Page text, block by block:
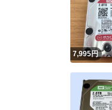
7,995円